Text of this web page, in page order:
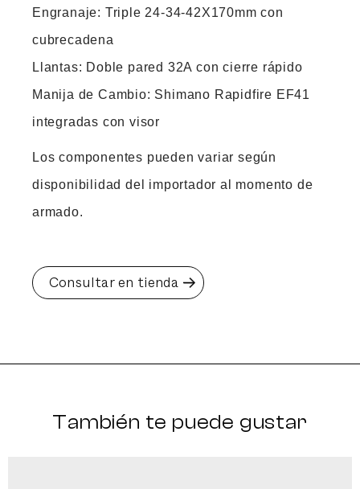
Engranaje: Triple 24-34-42X170mm con
cubrecadena
Llantas: Doble pared 32A con cierre rápido
Manija de Cambio: Shimano Rapidfire EF41
integradas con visor
Los componentes pueden variar según
disponibilidad del importador al momento de
armado.
Consultar en tienda
También te puede gustar